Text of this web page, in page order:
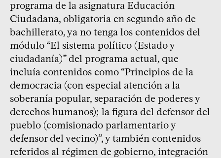
programa de la asignatura Educación
Ciudadana, obligatoria en segundo año de
bachillerato, ya no tenga los contenidos del
módulo “El sistema político (Estado y
ciudadanía)” del programa actual, que
incluía contenidos como “Principios de la
democracia (con especial atención a la
soberanía popular, separación de poderes y
derechos humanos); la figura del defensor del
pueblo (comisionado parlamentario y
defensor del vecino)”, y también contenidos
referidos al régimen de gobierno, integración